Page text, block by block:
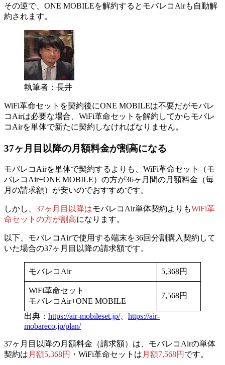
その逆で、ONE MOBILEを解約するとモバレコAirも自動解
約されます。
執筆者：長井
WiFi革命セットを契約後にONE MOBILEは不要だがモバレ
コAirは必要な場合、WiFi革命セットを解約してからモバレ
コAirを単体で新たに契約しなければなりません。
37ヶ月目以降の月額料金が割高になる
モバレコAirを単体で契約するよりも、WiFi革命セット（モ
バレコAir+ONE MOBILE）の方が36ヶ月間の月額料金（毎
月の請求額）が安いのでおすすめです。
しかし、 37ヶ月目以降はモバレコAir単体契約よりもWiFi革
命セットの方が割高になります。
以下、モバレコAirで使用する端末を36回分割購入契約して
いた場合の37ヶ月目以降の請求額です。
モバレコAir 5,368円
WiFi革命セット
モバレコAir+ONE MOBILE
7,568円
出典： https://air-mobileset.jp/、 https://air-
mobareco.jp/plan/
37ヶ月目以降の月額料金（請求額）は、 モバレコAirの単体
契約は 月額5,368円 ・ WiFi革命セットは 月額7,568円 です。